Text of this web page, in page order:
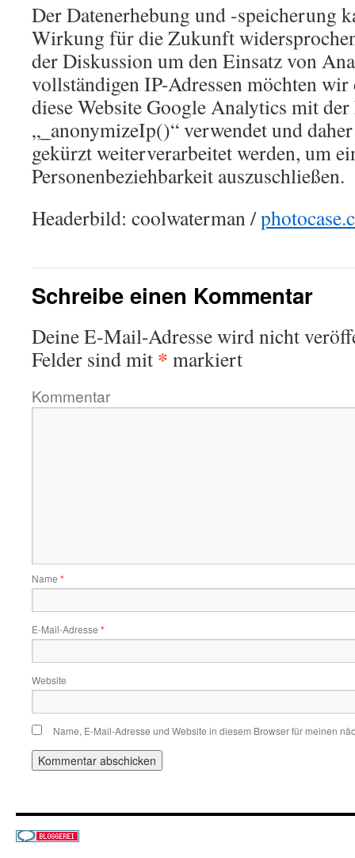
Der Datenerhebung und -speicherung
Wirkung für die Zukunft
der Diskussion um den Einsatz von
vollständigen IP-Adressen möchten wir
diese Website Google Analytics mit
„_anonymizeIp()“ verwendet und
gekürzt weiterverarbeitet werden, um
Personenbeziehbarkeit auszuschließen.
Headerbild: coolwaterman /
Schreibe einen Kommentar
Deine E-Mail-Adresse wird nicht
Felder sind mit * markiert
Kommentar
Name *
E-Mail-Adresse *
Website
Name, E-Mail-Adresse und Website in diesem Browser für meinen